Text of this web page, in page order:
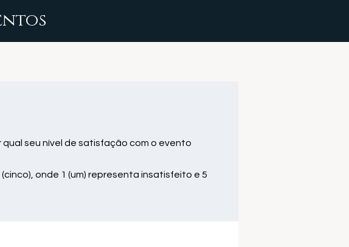
seu nível de satisfação com o evento
onde 1 (um) representa insatisfeito e 5